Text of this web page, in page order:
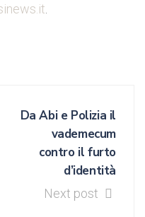
Da Abi e Polizia il
vademecum
contro il furto
d’identità
Next post